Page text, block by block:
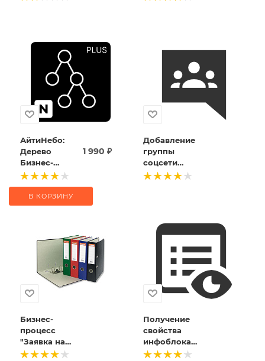
АйтиНебо:
Дерево
Бизнес-
процессов -
Ваш
навигатор в
мире CRM
1 990 ₽
В КОРЗИНУ
Добавление
группы
соцсети
(активити)
Бизнес-
процесс
"Заявка на
оплату счета"
Получение
свойства
инфоблока
(активити)